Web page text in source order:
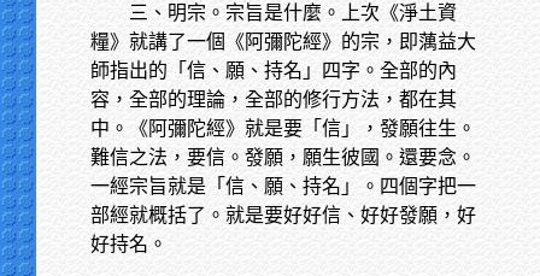
三、明宗。宗旨是什麼。上次《淨土資
糧》就講了一個《阿彌陀經》的宗，即蕅益大
師指出的「信、願、持名」四字。全部的內
容，全部的理論，全部的修行方法，都在其
中。《阿彌陀經》就是要「信」，發願往生。
難信之法，要信。發願，願生彼國。還要念。
一經宗旨就是「信、願、持名」。四個字把一
部經就概括了。就是要好好信、好好發願，好
好持名。